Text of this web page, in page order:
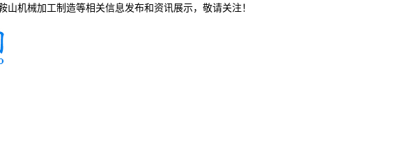
山机械加工制造等相关信息发布和资讯展示，敬请关注！